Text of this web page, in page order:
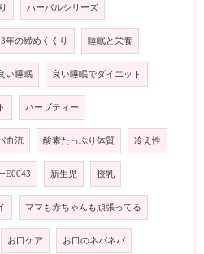
ハーバルシリーズ
年の締めくくり 睡眠と栄養
い睡眠 良い睡眠でダイエット
ハーブティー
血流 酸素たっぷり体質 冷え性
E0043 新生児 授乳
ママも赤ちゃんも頑張ってる
お口ケア お口のネバネバ